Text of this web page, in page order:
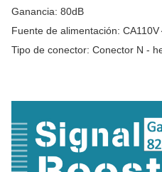
Ganancia: 80dB
Fuente de alimentación:
Tipo de conector: Conector N -